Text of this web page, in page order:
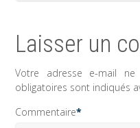
Laisser un
Votre adresse e-mail
obligatoires sont indiqués
Commentaire*